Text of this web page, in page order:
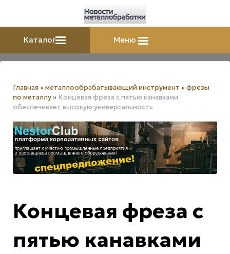
Каталог Меню
Главная »металлообрабатывающий инструмент »фрезы
по металлу » Концевая фреза с пятью канавками
обеспечивает высокую универсальность
Концевая фреза с
пятью канавками